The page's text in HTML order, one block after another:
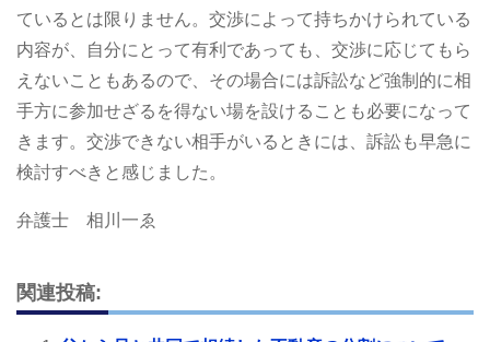
ているとは限りません。交渉によって持ちかけられている
内容が、自分にとって有利であっても、交渉に応じてもら
えないこともあるので、その場合には訴訟など強制的に相
手方に参加せざるを得ない場を設けることも必要になって
きます。交渉できない相手がいるときには、訴訟も早急に
検討すべきと感じました。
弁護士 相川一ゑ
関連投稿: